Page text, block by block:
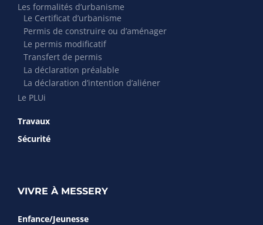
Les formalités d’urbanisme
Le Certificat d’urbanisme
Permis de construire ou d’aménager
Le permis modificatif
Transfert de permis
La déclaration préalable
La déclaration d’intention d’aliéner
Le PLUi
Travaux
Sécurité
VIVRE À MESSERY
Enfance/Jeunesse